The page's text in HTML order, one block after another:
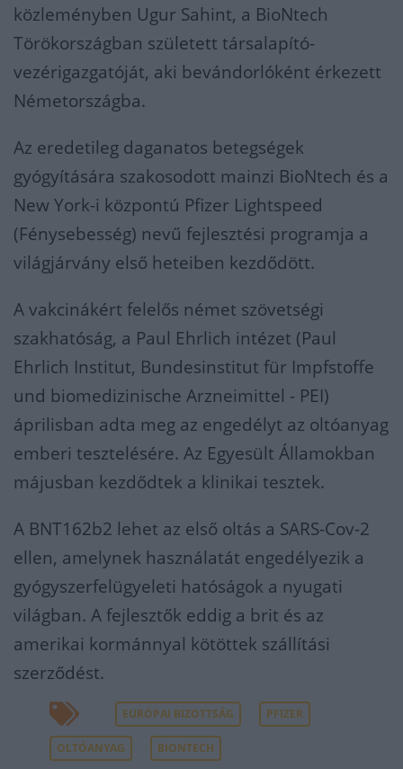
közleményben Ugur Sahint, a BioNtech
Törökországban született társalapító-
vezérigazgatóját, aki bevándorlóként érkezett
Németországba.
Az eredetileg daganatos betegségek
gyógyítására szakosodott mainzi BioNtech és a
New York-i központú Pfizer Lightspeed
(Fénysebesség) nevű fejlesztési programja a
világjárvány első heteiben kezdődött.
A vakcinákért felelős német szövetségi
szakhatóság, a Paul Ehrlich intézet (Paul
Ehrlich Institut, Bundesinstitut für Impfstoffe
und biomedizinische Arzneimittel - PEI)
áprilisban adta meg az engedélyt az oltóanyag
emberi tesztelésére. Az Egyesült Államokban
májusban kezdődtek a klinikai tesztek.
A BNT162b2 lehet az első oltás a SARS-Cov-2
ellen, amelynek használatát engedélyezik a
gyógyszerfelügyeleti hatóságok a nyugati
világban. A fejlesztők eddig a brit és az
amerikai kormánnyal kötöttek szállítási
szerződést.
EURÓPAI BIZOTTSÁG PFIZER
OLTÓANYAG BIONTECH